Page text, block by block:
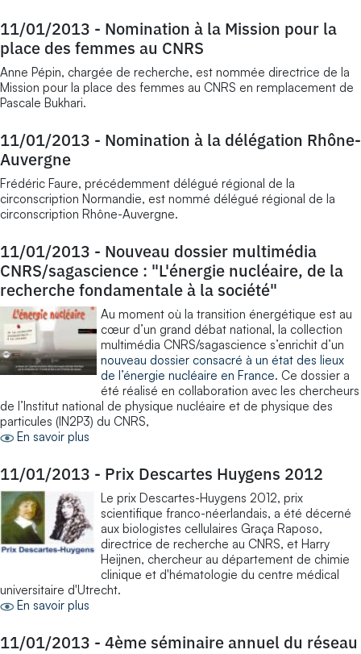
11/01/2013 - Nomination à la Mission pour la
place des femmes au CNRS
Anne Pépin, chargée de recherche, est nommée directrice de la
Mission pour la place des femmes au CNRS en remplacement de
Pascale Bukhari.
11/01/2013 - Nomination à la délégation Rhône-
Auvergne
Frédéric Faure, précédemment délégué régional de la
circonscription Normandie, est nommé délégué régional de la
circonscription Rhône-Auvergne.
11/01/2013 - Nouveau dossier multimédia
CNRS/sagascience : "L'énergie nucléaire, de la
recherche fondamentale à la société"
Au moment où la transition énergétique est au
cœur d’un grand débat national, la collection
multimédia CNRS/sagascience s’enrichit d’un
nouveau dossier consacré à un état des lieux
de l’énergie nucléaire en France. Ce dossier a
été réalisé en collaboration avec les chercheurs
de l’Institut national de physique nucléaire et de physique des
particules (IN2P3) du CNRS,
En savoir plus
11/01/2013 - Prix Descartes Huygens 2012
Le prix Descartes-Huygens 2012, prix
scientifique franco-néerlandais, a été décerné
aux biologistes cellulaires Graça Raposo,
directrice de recherche au CNRS, et Harry
Heijnen, chercheur au département de chimie
clinique et d'hématologie du centre médical
universitaire d'Utrecht.
En savoir plus
11/01/2013 - 4ème séminaire annuel du réseau